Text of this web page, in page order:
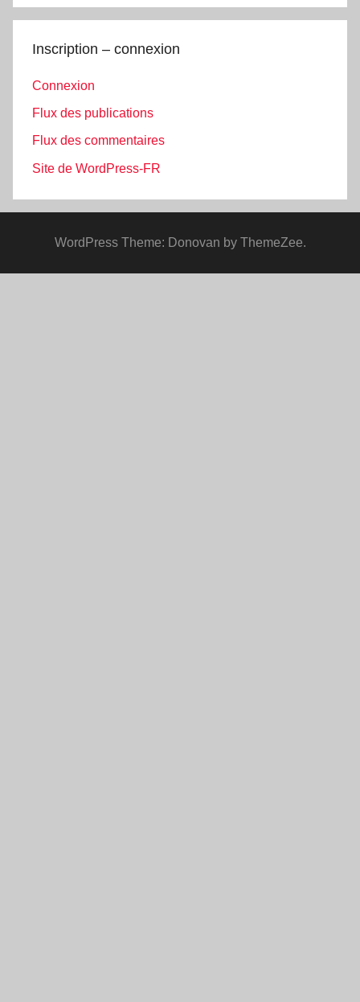
Inscription – connexion
Connexion
Flux des publications
Flux des commentaires
Site de WordPress-FR
WordPress Theme: Donovan by ThemeZee.